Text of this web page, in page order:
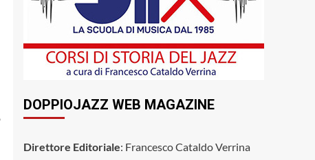
DOPPIOJAZZ WEB MAGAZINE
Direttore Editoriale: Francesco Cataldo Verrina